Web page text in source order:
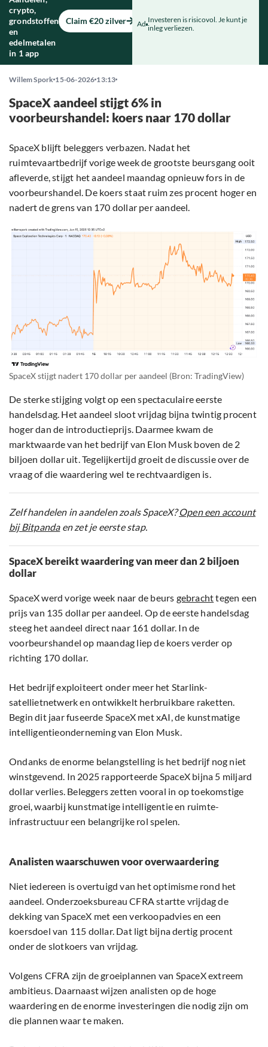
crypto,
grondstoffen
en
edelmetalen
in 1 app
Claim €20 zilver Ad Investeren is risicovol. Je kunt je
inleg verliezen.
Willem Spork 15-06-2026 13:13
SpaceX aandeel stijgt 6% in
voorbeurshandel: koers naar 170 dollar
SpaceX blijft beleggers verbazen. Nadat het
ruimtevaartbedrijf vorige week de grootste beursgang ooit
afleverde, stijgt het aandeel maandag opnieuw fors in de
voorbeurshandel. De koers staat ruim zes procent hoger en
nadert de grens van 170 dollar per aandeel.
SpaceX stijgt nadert 170 dollar per aandeel (Bron: TradingView)
De sterke stijging volgt op een spectaculaire eerste
handelsdag. Het aandeel sloot vrijdag bijna twintig procent
hoger dan de introductieprijs. Daarmee kwam de
marktwaarde van het bedrijf van Elon Musk boven de 2
biljoen dollar uit. Tegelijkertijd groeit de discussie over de
vraag of die waardering wel te rechtvaardigen is.
Zelf handelen in aandelen zoals SpaceX?Open een account
bij Bitpandaen zet je eerste stap.
SpaceX bereikt waardering van meer dan 2 biljoen
dollar
SpaceX werd vorige week naar de beurs gebrachttegen een
prijs van 135 dollar per aandeel. Op de eerste handelsdag
steeg het aandeel direct naar 161 dollar. In de
voorbeurshandel op maandag liep de koers verder op
richting 170 dollar.
Het bedrijf exploiteert onder meer het Starlink-
satellietnetwerk en ontwikkelt herbruikbare raketten.
Begin dit jaar fuseerde SpaceX met xAI, de kunstmatige
intelligentieonderneming van Elon Musk.
Ondanks de enorme belangstelling is het bedrijf nog niet
winstgevend. In 2025 rapporteerde SpaceX bijna 5 miljard
dollar verlies. Beleggers zetten vooral in op toekomstige
groei, waarbij kunstmatige intelligentie en ruimte-
infrastructuur een belangrijke rol spelen.
Analisten waarschuwen voor overwaardering
Niet iedereen is overtuigd van het optimisme rond het
aandeel. Onderzoeksbureau CFRA startte vrijdag de
dekking van SpaceX met een verkoopadvies en een
koersdoel van 115 dollar. Dat ligt bijna dertig procent
onder de slotkoers van vrijdag.
Volgens CFRA zijn de groeiplannen van SpaceX extreem
ambitieus. Daarnaast wijzen analisten op de hoge
waardering en de enorme investeringen die nodig zijn om
die plannen waar te maken.